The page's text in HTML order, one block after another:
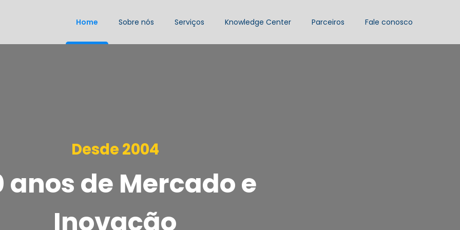
Home Sobre nós Serviços Knowledge Center Parceiros Fale conosco
Desde 2004
anos de Mercado e
Inovação